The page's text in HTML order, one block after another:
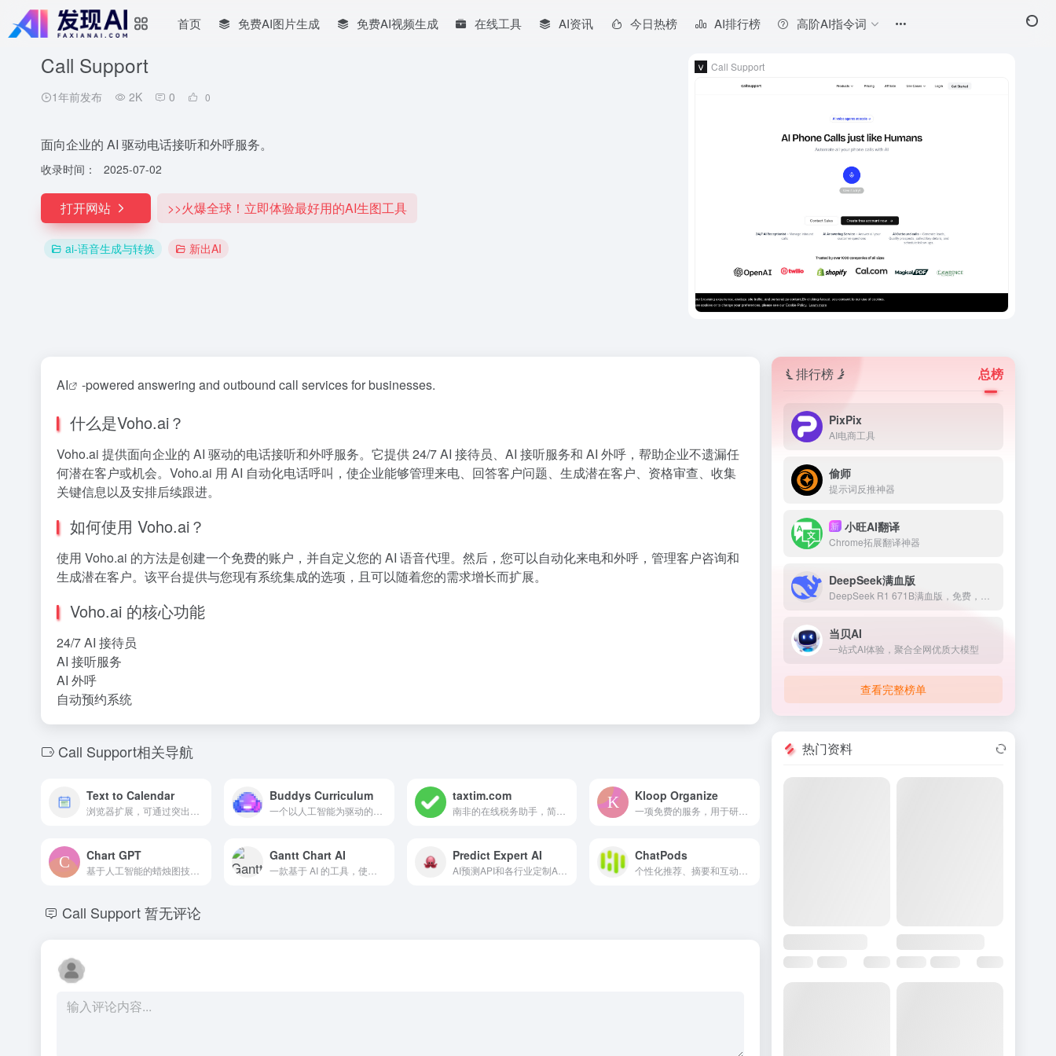
首页 免费AI图片生成 免费AI视频生成 在线工具 AI资讯 今日热榜 AI排行榜 高阶AI指令词
Call Support
1年前发布 2K 0 0
面向企业的 AI 驱动电话接听和外呼服务。
收录时间： 2025-07-02
打开网站 >>火爆全球！立即体验最好用的AI生图工具
ai-语音生成与转换 新出AI
Call Support
AI -powered answering and outbound call services for businesses.
什么是Voho.ai？
Voho.ai 提供面向企业的 AI 驱动的电话接听和外呼服务。它提供 24/7 AI 接待员、AI 接听服务和 AI 外呼，帮助企业不遗漏任
何潜在客户或机会。Voho.ai 用 AI 自动化电话呼叫，使企业能够管理来电、回答客户问题、生成潜在客户、资格审查、收集
关键信息以及安排后续跟进。
如何使用 Voho.ai？
使用 Voho.ai 的方法是创建一个免费的账户，并自定义您的 AI 语音代理。然后，您可以自动化来电和外呼，管理客户咨询和
生成潜在客户。该平台提供与您现有系统集成的选项，且可以随着您的需求增长而扩展。
Voho.ai 的核心功能
24/7 AI 接待员
AI 接听服务
AI 外呼
自动预约系统
Call Support相关导航
Text to Calendar Buddys Curriculum taxtim.com
南非的在线税务助手，简化税务申报并最大化退税。
Kloop Organize
Chart GPT Gantt Chart AI Predict Expert AI
AI预测API和各行业定制AI模型开发。
ChatPods
Call Support暂无评论
排行榜 总榜
PixPix
AI电商工具
偷师
提示词反推神器
新 小旺AI翻译
Chrome拓展翻译神器
DeepSeek满血版
当贝AI
一站式AI体验，聚合全网优质大模型
查看完整榜单
热门资料